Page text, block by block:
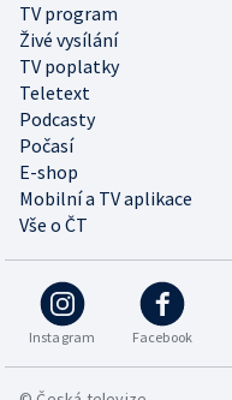
TV program
Živé vysílání
TV poplatky
Teletext
Podcasty
Počasí
E-shop
Mobilní a TV aplikace
Vše o ČT
Instagram Facebook